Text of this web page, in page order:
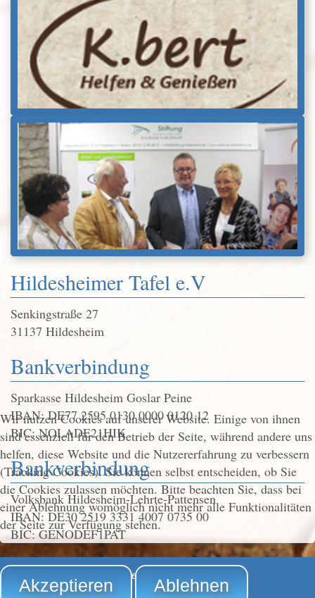
Hildesheimer Tafel e.V
Senkingstraße 27
31137 Hildesheim
Bankverbindung
Sparkasse Hildesheim Goslar Peine
IBAN: DE77 2595 0130 0000 0120 12
BIC: NOLADE21HIK
Bankverbindung
Volksbank Hildesheim-Lehrte-Pattensen
IBAN: DE30 2519 3331 4007 0735 00
BIC: GENODEF1PAT
Copyright Hildesheimer Tafel e.V. 2016 |
|
Datenschutz
Wir nutzen Cookies auf unserer Website. Einige von ihnen
sind essenziell für den Betrieb der Seite, während andere uns
helfen, diese Website und die Nutzererfahrung zu verbessern
(Tracking Cookies). Sie können selbst entscheiden, ob Sie
die Cookies zulassen möchten. Bitte beachten Sie, dass bei
einer Ablehnung womöglich nicht mehr alle Funktionalitäten
der Seite zur Verfügung stehen.
Akzeptieren Ablehnen